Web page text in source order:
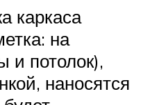
каркаса
на
и потолок),
наносятся